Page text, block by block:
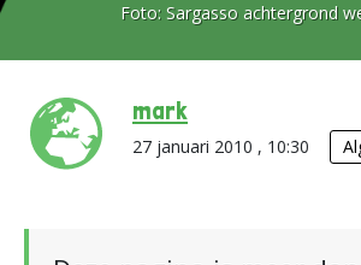
Foto: Sargasso achtergrond
mark
27 januari 2010 , 10:30